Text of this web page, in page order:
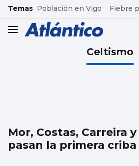
common.go-to-content
Temas Población en Vigo Fiebre
header.menu.open
Celtismo
Mor, Costas, Carreira
pasan la primera